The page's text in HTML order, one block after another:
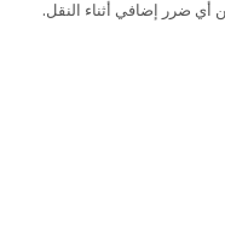
أي ضرر إضافي أثناء النقل.